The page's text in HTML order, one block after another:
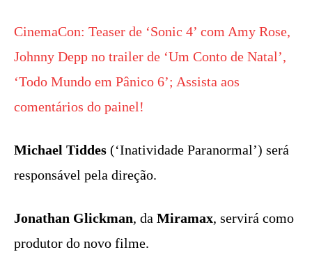
CinemaCon: Teaser de ‘Sonic 4’ com Amy Rose,
Johnny Depp no trailer de ‘Um Conto de Natal’,
‘Todo Mundo em Pânico 6’; Assista aos
comentários do painel!
Michael Tiddes (‘Inatividade Paranormal’) será
responsável pela direção.
Jonathan Glickman, da Miramax, servirá como
produtor do novo filme.